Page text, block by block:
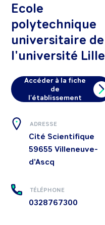
Ecole
polytechnique
universitaire de
l'université Lille
Accéder à la fiche
de
l'établissement
ADRESSE
Cité Scientifique
59655 Villeneuve-
d'Ascq
TÉLÉPHONE
0328767300